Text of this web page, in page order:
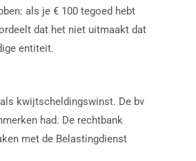
als je € 100 tegoed hebt
dat het niet uitmaakt dat
entiteit.
kwijtscheldingswinst. De bv
had. De rechtbank
met de Belastingdienst